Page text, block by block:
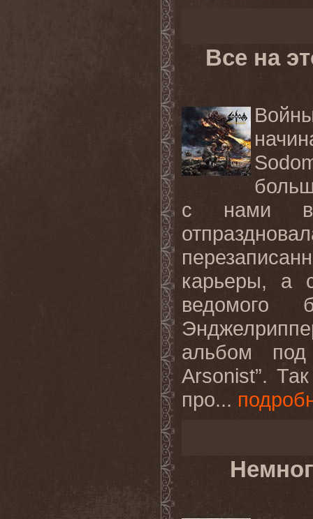
Все на
с нами
карьеры, а
ведомого
альбом
Arsonist”.
про...